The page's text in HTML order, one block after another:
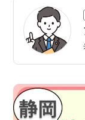
刑事事件
債務整理
離婚問題
AI Search
掲載をご検